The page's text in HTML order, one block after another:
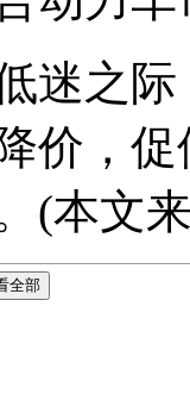
迷之
价，
(本文